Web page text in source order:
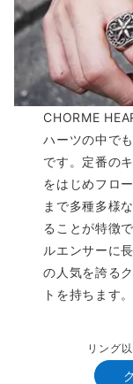
CHORME
ハーツの中で
です。定番の
をはじめフロ
まで多種多様
ることが特徴
ルエンサーに
の人気を誇る
トを持ちます。
リング